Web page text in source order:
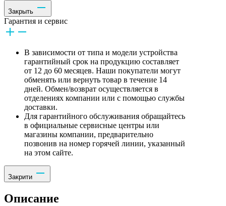
Закрыть
Гарантия и сервис
В зависимости от типа и модели устройства
гарантийный срок на продукцию составляет
от 12 до 60 месяцев. Наши покупатели могут
обменять или вернуть товар в течение 14
дней. Обмен/возврат осуществляется в
отделениях компании или с помощью службы
доставки.
Для гарантийного обслуживания обращайтесь
в официальные сервисные центры или
магазины компании, предварительно
позвонив на номер горячей линии, указанный
на этом сайте.
Закрити
Описание